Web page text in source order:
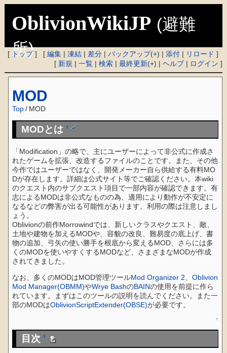
OblivionWikiJP (避難
所)
[ トップ] [編集 |凍結 | 差分 |バックアップ(+) |添付 | リロード ]
[ 新規 |一覧 |検索 |最終更新(+) |ヘルプ| ログイン ]
MOD
Top / MOD
MODとは†
「Modification」の略で、主にユーザーによって非公式に作成さ
れたゲームを拡張、改造するファイルのことです。また、その他
今作ではユーザーではなく、開発メーカー自ら供給する有料MO
Dが存在します。詳細は公式サイト等でご確認ください。本wiki
のクエスト内のサブクエスト項目で一部内容が確認できます。有
志によるMODは非公式なものの為、適用により動作が不安定に
なるなどの弊害が出る可能性があります。利用の際は注意しまし
ょう。
Oblivionの前作Morrowindでは、新しいクラスやクエスト、敵、
土地や建物を加えるMODや、容貌の改良、難易度の底上げ、書
物の追加、弓矢の使い勝手を根底から変えるMOD、さらには多
くのMODを使いやすくするMODなど、さまざまなMODが作成
されてきました。
なお、多くのMODはMOD管理ツールMod Organizer 2 、Oblivion
Mod Manager(OBMM)やWrye BashのBAINの使用を前提に作ら
れています。まずはこのツールの説明を読んでください。また一
部のMODはOblivionScriptExtender(OBSE)が必要です。
↑
目次†